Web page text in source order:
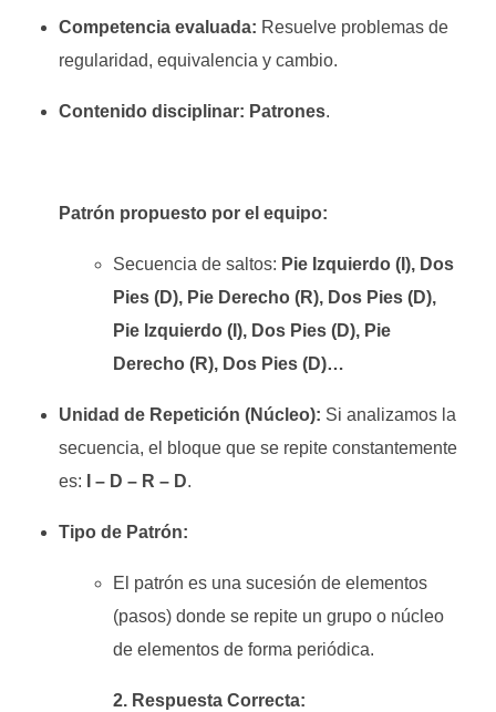
Competencia evaluada: Resuelve problemas de
regularidad, equivalencia y cambio.
Contenido disciplinar: Patrones.
Patrón propuesto por el equipo:
Secuencia de saltos: Pie Izquierdo (I), Dos
Pies (D), Pie Derecho (R), Dos Pies (D),
Pie Izquierdo (I), Dos Pies (D), Pie
Derecho (R), Dos Pies (D)…
Unidad de Repetición (Núcleo): Si analizamos la
secuencia, el bloque que se repite constantemente
es:
I – D – R – D.
Tipo de Patrón:
El patrón es una sucesión de elementos
(pasos) donde se repite un grupo o núcleo
de elementos de forma periódica.
2. Respuesta Correcta: